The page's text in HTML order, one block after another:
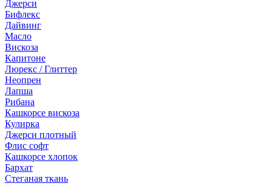
Джерси
Бифлекс
Дайвинг
Масло
Вискоза
Капитоне
Люрекс / Глиттер
Неопрен
Лапша
Рибана
Кашкорсе вискоза
Кулирка
Джерси плотный
Флис софт
Кашкорсе хлопок
Бархат
Стеганая ткань